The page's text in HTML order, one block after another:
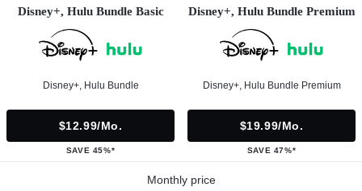
Disney+, Hulu Bundle Basic
Disney+, Hulu Bundle
$12.99/mo.
SAVE 45%*
Disney+, Hulu Bundle Premium
Disney+, Hulu Bundle Premium
$19.99/mo.
SAVE 47%*
Monthly price